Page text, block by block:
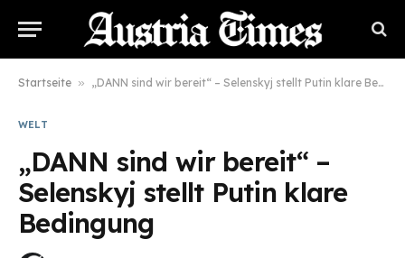
Startseite » „DANN sind wir bereit“ – Selenskyj stellt Putin klare Bedingung
WELT
„DANN sind wir bereit“ –
Selenskyj stellt Putin klare
Bedingung